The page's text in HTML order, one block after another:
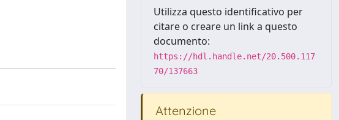
Utilizza questo identificativo per
citare o creare un link a questo
documento:
https://hdl.handle.net/20.500.117
70/137663
Attenzione